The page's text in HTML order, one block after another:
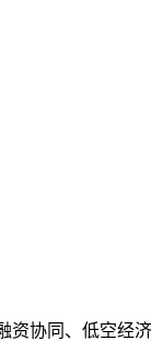
协同、低空经